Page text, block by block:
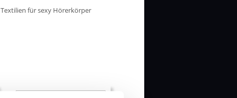
Textilien für sexy Hörerkörper